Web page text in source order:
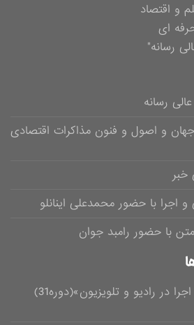
و اقتصاد
ای
رسانه"
رسانه
جهان و اصول و فنون مذاکرات اقتصادی
خبر
اجرا با حضور محمدعلی اینانلو
با حضور رامبد جوان
شروع دوره «گویندگی و اجرا در رادیو و تلویزیون»(دوره31)